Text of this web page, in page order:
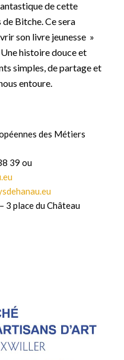
de cette
Bitche. Ce sera
son livre jeunesse »
histoire douce et
simples, de partage et
entoure.
des Métiers
39 ou
3 place du Château